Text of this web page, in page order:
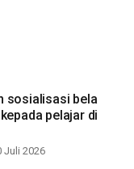
sosialisasi bela
pelajar di
Juli 2026